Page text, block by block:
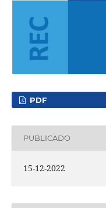
PDF
PUBLICADO
15-12-2022